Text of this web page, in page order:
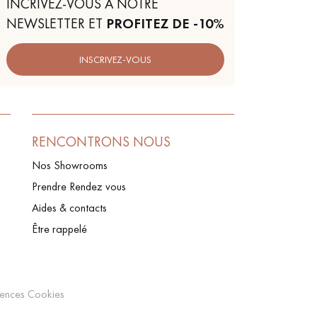
NEWSLETTER ET PROFITEZ DE -10%
INSCRIVEZ-VOUS
RENCONTRONS NOUS
Nos Showrooms
Prendre Rendez vous
Aides & contacts
Être rappelé
Cookies